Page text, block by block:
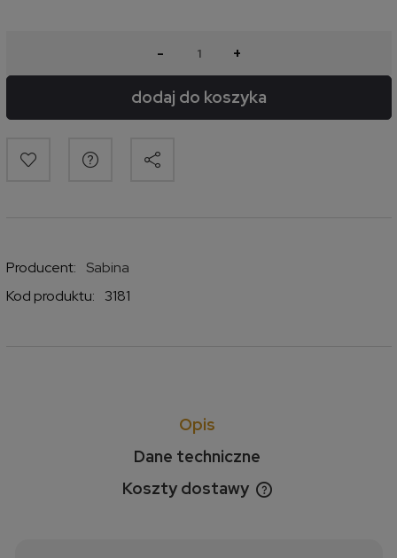
- +
dodaj do koszyka
Producent:
Sabina
Kod produktu:
3181
Opis
Dane techniczne
Koszty dostawy
Cena nie zawiera ewentualnych kosztów płatności